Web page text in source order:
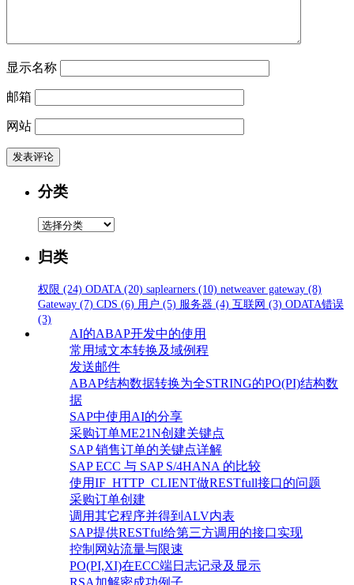
显示名称
邮箱
网站
分类
分
归类
权限 (24) ODATA(20) saplearners (10) netweaver gateway (8)
Gateway (7) CDS (6) 用户 (5) 服务器 (4) 互联网 (3) ODATA错误
(3)
AI的ABAP开发中的使用
常用域文本转换及域例程
发送邮件
ABAP结构数据转换为全STRING的PO(PI)结构数
据
SAP中使用AI的分享
采购订单ME21N创建关键点
SAP 销售订单的关键点详解
SAP ECC 与 SAP S/4HANA 的比较
使用IF_HTTP_CLIENT做RESTfull接口的问题
采购订单创建
调用其它程序并得到ALV内表
SAP提供RESTful给第三方调用的接口实现
控制网站流量与限速
PO(PI,XI)在ECC端日志记录及显示